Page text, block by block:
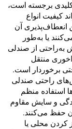
برجسته است،
کیفیت انواع
انعطاف‌پذیری آن
یا به‌طور
به‌راحتی از صندلی
منتقل
برخوردار است.
راحتی صندلی
استفاده منظم
و سایش مقاوم
حفظ می‌کنند.
کردن محلی یا